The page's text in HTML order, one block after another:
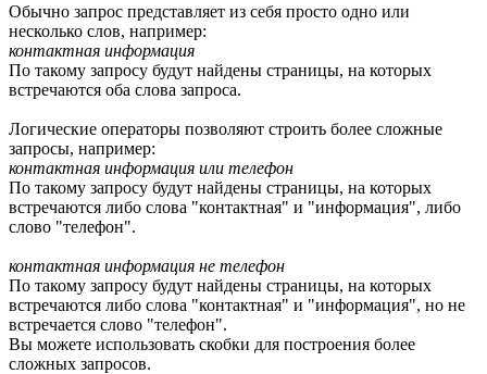
Обычно запрос представляет из себя просто одно или
несколько слов, например:
контактная информация
По такому запросу будут найдены страницы, на которых
встречаются оба слова запроса.
Логические операторы позволяют строить более сложные
запросы, например:
контактная информация или телефон
По такому запросу будут найдены страницы, на которых
встречаются либо слова "контактная" и "информация", либо
слово "телефон".
контактная информация не телефон
По такому запросу будут найдены страницы, на которых
встречаются либо слова "контактная" и "информация", но не
встречается слово "телефон".
Вы можете использовать скобки для построения более
сложных запросов.